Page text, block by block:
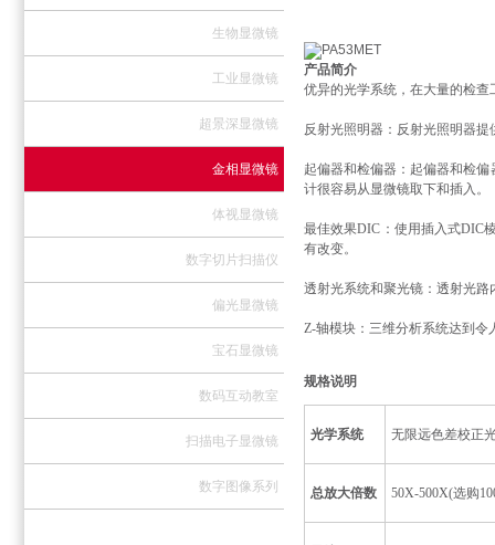
生物显微镜
工业显微镜
超景深显微镜
金相显微镜
体视显微镜
数字切片扫描仪
偏光显微镜
宝石显微镜
数码互动教室
扫描电子显微镜
数字图像系列
产品简介
优异的光学系统，在大量的检
反射光照明器：反射光照明器
起偏器和检偏器：起偏器和检
计很容易从显微镜取下和插入。
最佳效果DIC：使用插入式DIC
有改变。
透射光系统和聚光镜：透射光
Z-轴模块：三维分析系统达到令
规格说明
光学系统 无限远色差校正
总放大倍数 50X-500X(选购